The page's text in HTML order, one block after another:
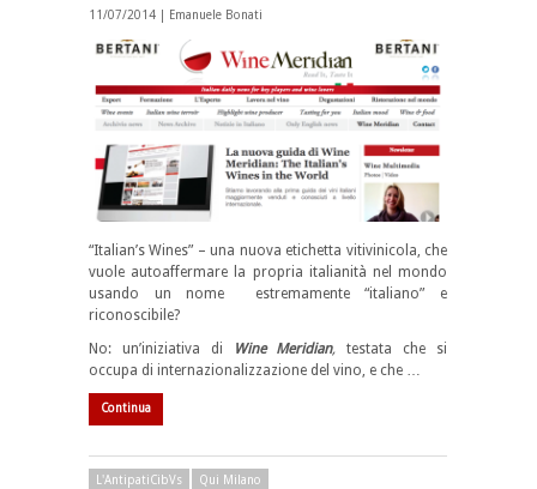
11/07/2014 | Emanuele Bonati
“Italian’s Wines” – una nuova etichetta vitivinicola, che
vuole autoaffermare la propria italianità nel mondo
usando un nome estremamente “italiano” e
riconoscibile?
No: un’iniziativa di
Wine Meridian, testata che si
occupa di internazionalizzazione del vino, e che …
Continua
L'AntipatiCibVs Qui Milano